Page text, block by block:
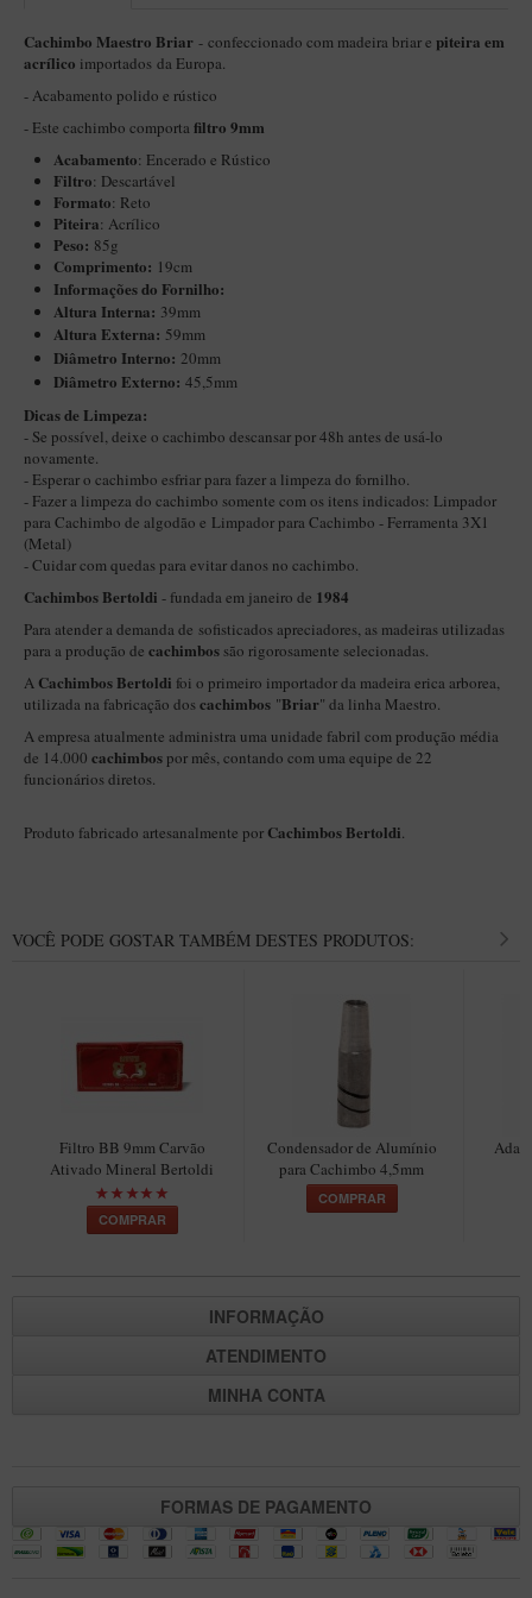
Maestro Nacional
Maestro Nacional Encerado
Cachimbeco
Churchwarden
Fiore
Giovanni
Jateado
Luiggi
Montana
Mouton
New Rose
New Rose Polido
Piccolo
Premium
Sextavado
Zuccardi
Callia
BB Liso e Rústico
CACHIMBOS ARTESANAIS DE BRIAR ITALIANO
Maestro – Briar Italiano
Jateado
Maestro Compacto – Briar Italiano
Limpadores para Cachimbo
Cachimbo Maestro Briar - confeccionado com madeira briar e piteira em
acrílico importados da Europa.
- Acabamento polido e rústico
- Este cachimbo comporta filtro 9mm
Acabamento: Encerado e Rústico
Filtro: Descartável
Formato: Reto
Piteira: Acrílico
Peso: 85g
Comprimento: 19cm
Informações do Fornilho:
Altura Interna: 39mm
Altura Externa: 59mm
Diâmetro Interno: 20mm
Diâmetro Externo: 45,5mm
Dicas de Limpeza:
- Se possível, deixe o cachimbo descansar por 48h antes de usá-lo
novamente.
- Esperar o cachimbo esfriar para fazer a limpeza do fornilho.
- Fazer a limpeza do cachimbo somente com os itens indicados: Limpador
para Cachimbo de algodão e Limpador para Cachimbo - Ferramenta 3X1
(Metal)
- Cuidar com quedas para evitar danos no cachimbo.
Cachimbos Bertoldi - fundada em janeiro de 1984
Para atender a demanda de sofisticados apreciadores, as madeiras utilizadas
para a produção de cachimbos são rigorosamente selecionadas.
A Cachimbos Bertoldi foi o primeiro importador da madeira erica arborea,
utilizada na fabricação doscachimbos "Briar" da linha Maestro.
A empresa atualmente administra uma unidade fabril com produção média
de 14.000 cachimbos por mês, contando com uma equipe de 22
funcionários diretos.
Produto fabricado artesanalmente por Cachimbos Bertoldi.
VOCÊ PODE GOSTAR TAMBÉM DESTES PRODUTOS:
Filtro BB 9mm Carvão
Ativado Mineral Bertoldi
COMPRAR
Condensador de Alumínio
para Cachimbo 4,5mm
COMPRAR
INFORMAÇÃO
ATENDIMENTO
MINHA CONTA
FORMAS DE PAGAMENTO